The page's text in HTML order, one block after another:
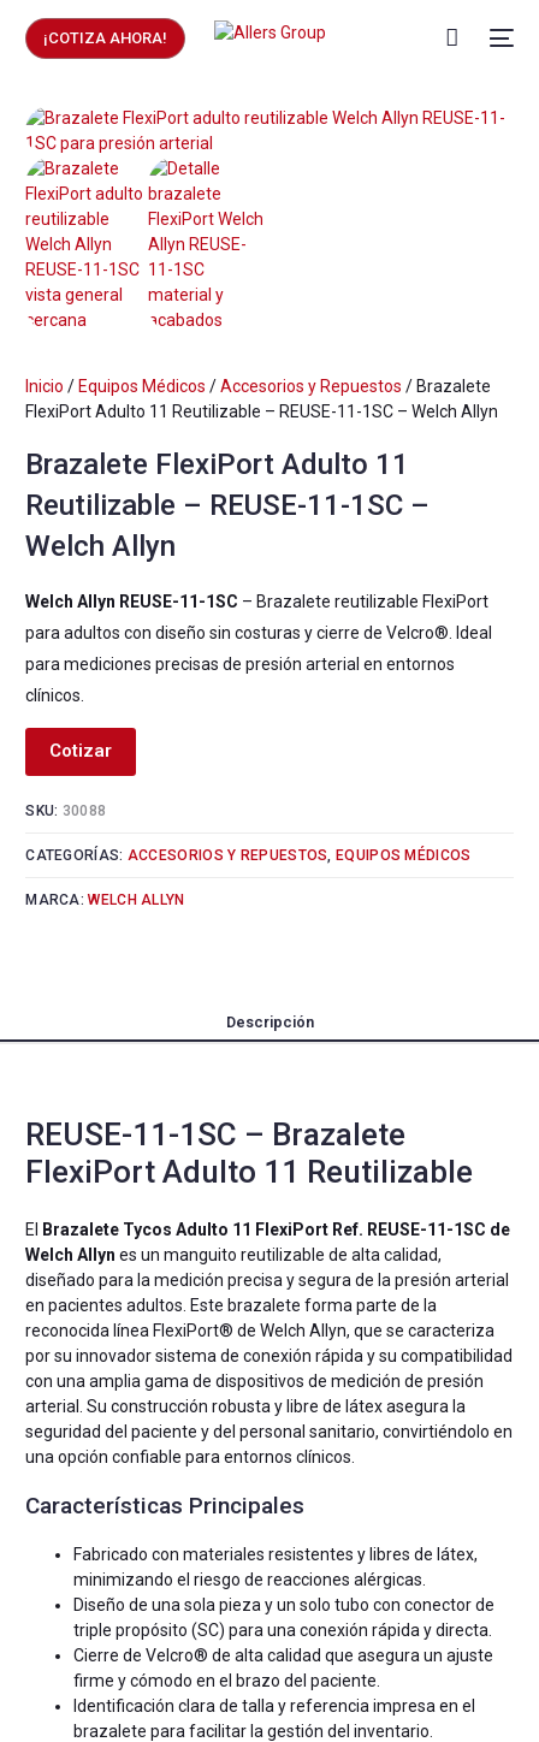
¡COTIZA AHORA!
Inicio / Equipos Médicos /Accesorios y Repuestos / Brazalete
FlexiPort Adulto 11 Reutilizable – REUSE-11-1SC – Welch Allyn
Brazalete FlexiPort Adulto 11
Reutilizable – REUSE-11-1SC –
Welch Allyn
Welch Allyn REUSE-11-1SC – Brazalete reutilizable FlexiPort
para adultos con diseño sin costuras y cierre de Velcro®. Ideal
para mediciones precisas de presión arterial en entornos
clínicos.
Cotizar
SKU: 30088
CATEGORÍAS: ACCESORIOS Y REPUESTOS, EQUIPOS MÉDICOS
MARCA:WELCH ALLYN
Descripción
REUSE-11-1SC – Brazalete
FlexiPort Adulto 11 Reutilizable
El
Brazalete Tycos Adulto 11 FlexiPort Ref. REUSE-11-1SC de
Welch Allyn es un manguito reutilizable de alta calidad,
diseñado para la medición precisa y segura de la presión arterial
en pacientes adultos. Este brazalete forma parte de la
reconocida línea FlexiPort® de Welch Allyn, que se caracteriza
por su innovador sistema de conexión rápida y su compatibilidad
con una amplia gama de dispositivos de medición de presión
arterial. Su construcción robusta y libre de látex asegura la
seguridad del paciente y del personal sanitario, convirtiéndolo en
una opción confiable para entornos clínicos.
Características Principales
Fabricado con materiales resistentes y libres de látex,
minimizando el riesgo de reacciones alérgicas.
Diseño de una sola pieza y un solo tubo con conector de
triple propósito (SC) para una conexión rápida y directa.
Cierre de Velcro® de alta calidad que asegura un ajuste
firme y cómodo en el brazo del paciente.
Identificación clara de talla y referencia impresa en el
brazalete para facilitar la gestión del inventario.